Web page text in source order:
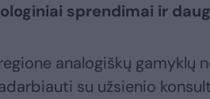
sprendimai ir
analogiškų gamyklų
su užsienio